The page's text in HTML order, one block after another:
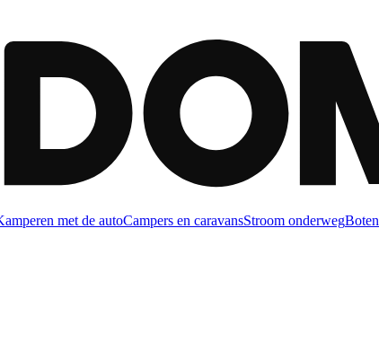
met de autoCampers en caravansStroom onderwegBoten